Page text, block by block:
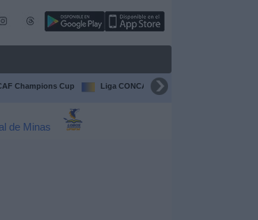
Champions Cup Liga CONCACAF